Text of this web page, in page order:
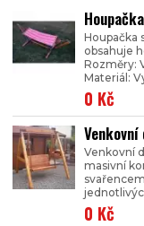
Houpačka
obsahuje
Rozměry:
Materiál:
0 Kč
Venkovní
masivní
0 Kč